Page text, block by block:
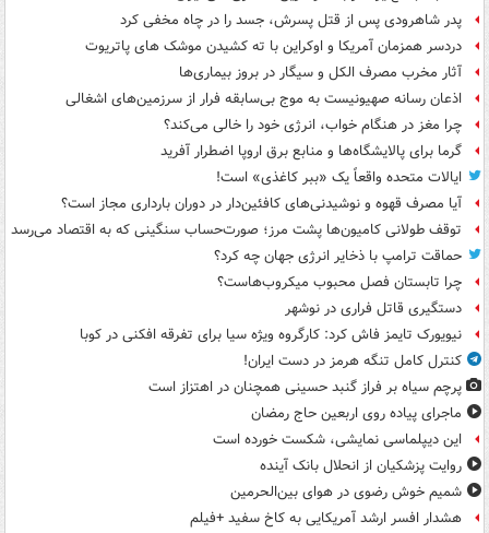
پدر شاهرودی پس از قتل پسرش، جسد را در چاه مخفی کرد
دردسر همزمان آمریکا و اوکراین با ته کشیدن موشک های پاتریوت
آثار مخرب مصرف الکل و سیگار در بروز بیماری‌ها
اذعان رسانه صهیونیست به موج بی‌سابقه فرار از سرزمین‌های اشغالی
چرا مغز در هنگام خواب، انرژی خود را خالی می‌کند؟
گرما برای پالایشگاه‌ها و منابع برق اروپا اضطرار آفرید
ایالات متحده واقعاً یک «ببر کاغذی» است!
آیا مصرف قهوه و نوشیدنی‌های کافئین‌دار در دوران بارداری مجاز است؟
توقف طولانی کامیون‌ها پشت مرز؛ صورت‌حساب سنگینی که به اقتصاد می‌رسد
حماقت ترامپ با ذخایر انرژی جهان چه کرد؟
چرا تابستان فصل محبوب میکروب‌هاست؟
دستگیری قاتل فراری در نوشهر
نیویورک تایمز فاش کرد: کارگروه ویژه سیا برای تفرقه افکنی در کوبا
کنترل کامل تنگه هرمز در دست ایران!
پرچم سیاه بر فراز گنبد حسینی همچنان در اهتزاز است
ماجرای پیاده روی اربعین حاج رمضان
این دیپلماسی نمایشی، شکست خورده است
روایت پزشکیان از انحلال بانک آینده
شمیم خوش رضوی در هوای بین‌الحرمین
هشدار افسر ارشد آمریکایی به کاخ سفید +فیلم